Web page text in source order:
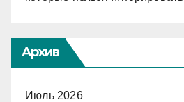
Архив
Июль 2026